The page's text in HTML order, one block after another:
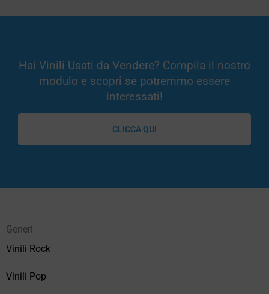
Hai Vinili Usati da Vendere? Compila il nostro
modulo e scopri se potremmo essere
interessati!
CLICCA QUI
Generi
Vinili Rock
Vinili Pop